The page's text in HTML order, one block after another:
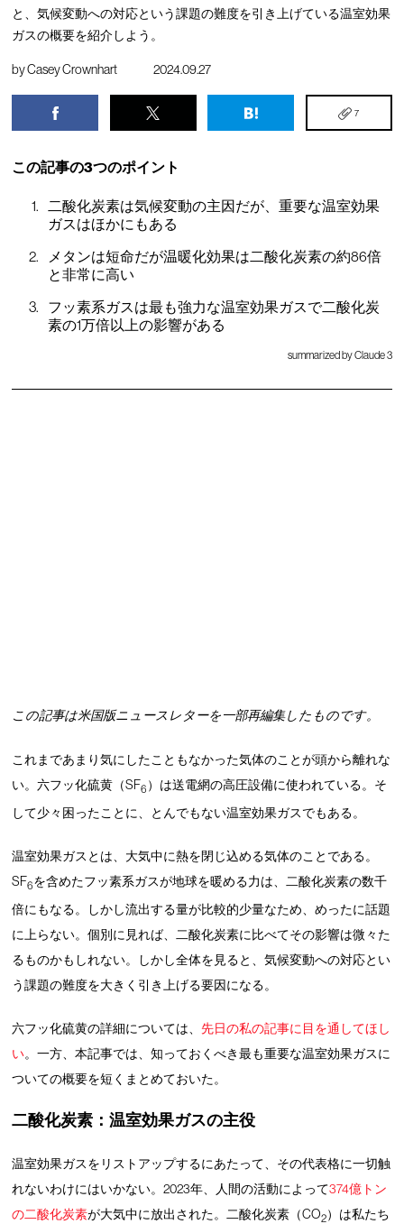
と、気候変動への対応という課題の難度を引き上げている温室効果
ガスの概要を紹介しよう。
byCasey Crownhart 2024.09.27
7
この記事の3つのポイント
二酸化炭素は気候変動の主因だが、重要な温室効果
ガスはほかにもある
メタンは短命だが温暖化効果は二酸化炭素の約86倍
と非常に高い
フッ素系ガスは最も強力な温室効果ガスで二酸化炭
素の1万倍以上の影響がある
summarized by Claude 3
この記事は米国版ニュースレターを一部再編集したものです。
これまであまり気にしたこともなかった気体のことが頭から離れな
い。六フッ化硫黄（SF6 ）は送電網の高圧設備に使われている。そ
して少々困ったことに、とんでもない温室効果ガスでもある。
温室効果ガスとは、大気中に熱を閉じ込める気体のことである。
SF6を含めたフッ素系ガスが地球を暖める力は、二酸化炭素の数千
倍にもなる。しかし流出する量が比較的少量なため、めったに話題
に上らない。個別に見れば、二酸化炭素に比べてその影響は微々た
るものかもしれない。しかし全体を見ると、気候変動への対応とい
う課題の難度を大きく引き上げる要因になる。
六フッ化硫黄の詳細については、先日の私の記事に目を通してほし
い。一方、本記事では、知っておくべき最も重要な温室効果ガスに
ついての概要を短くまとめておいた。
二酸化炭素：温室効果ガスの主役
温室効果ガスをリストアップするにあたって、その代表格に一切触
れないわけにはいかない。2023年、人間の活動によって374億トン
の二酸化炭素が大気中に放出された。二酸化炭素（CO2）は私たち